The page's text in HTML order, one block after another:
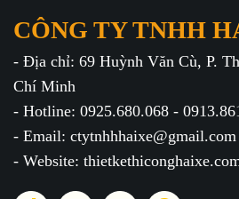
CÔNG TY TNHH
- Địa chỉ: 69 Huỳnh Văn Cù, P.
Chí Minh
- Hotline: 0925.680.068 -
- Email: ctytnhhhaixe@gmail.com
- Website: